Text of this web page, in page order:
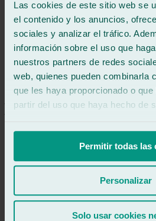
Las cookies de este sitio web se
el contenido y los anuncios,
sociales y analizar el tráfico.
información sobre el uso que
nuestros partners de redes
web, quienes pueden combinarla
que les haya proporcionado o
partir del uso que haya hecho de
Permitir todas las
Personalizar
Solo usar cookies
/5· Hace 1 mes
Ver reseña
Un servicio de diez,una vez más super
que voy por diferentes temas y la
experiencia y Joel el chico que está allí
cordial gracias y seguir así
Ver reseña
julian picazo
/5· Hace 1 mes
Muy bien todo, profesionalidad y
AA
ander ayarza
Google